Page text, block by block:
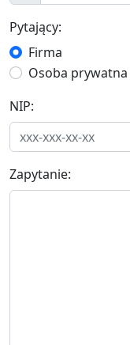
Pytający:
Firma
Osoba prywatna
NIP:
Zapytanie: